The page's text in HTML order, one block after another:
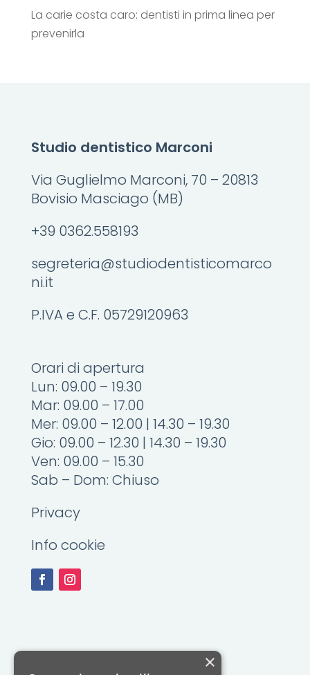
La carie costa caro: dentisti in prima linea per
prevenirla
Studio dentistico Marconi
Via Guglielmo Marconi, 70 – 20813
Bovisio Masciago (MB)
+39 0362.558193
segreteria@studiodentisticomarco
ni.it
P.IVA e C.F. 05729120963
Orari di apertura
Lun: 09.00 – 19.30
Mar: 09.00 – 17.00
Mer: 09.00 – 12.00 | 14.30 – 19.30
Gio: 09.00 – 12.30 | 14.30 – 19.30
Ven: 09.00 – 15.30
Sab – Dom: Chiuso
Privacy
Info cookie
×